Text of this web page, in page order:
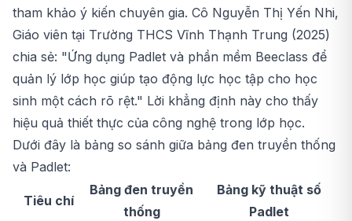
tham khảo ý kiến chuyên gia. Cô Nguyễn Thị Yến Nhi,
Giáo viên tại Trường THCS Vĩnh Thạnh Trung (2025)
chia sẻ: "Ứng dụng Padlet và phần mềm Beeclass để
quản lý lớp học giúp tạo động lực học tập cho học
sinh một cách rõ rệt." Lời khẳng định này cho thấy
hiệu quả thiết thực của công nghệ trong lớp học.
Dưới đây là bảng so sánh giữa bảng đen truyền thống
và Padlet:
Tiêu chí
Bảng đen truyền
thống
Bảng kỹ thuật số
Padlet